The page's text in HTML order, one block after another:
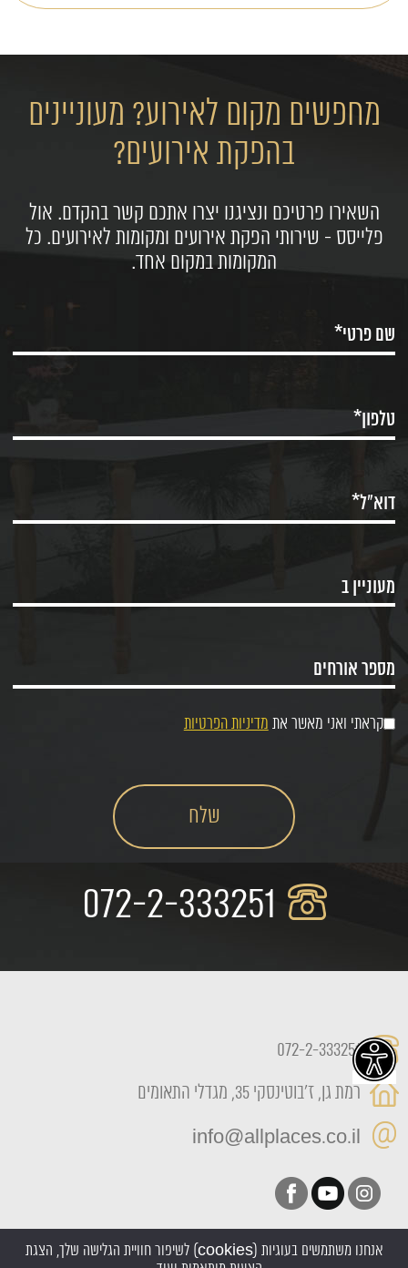
מחפשים מקום לאירוע? מעוניינים
בהפקת אירועים?
השאירו פרטיכם ונציגנו יצרו אתכם קשר בהקדם. אול
פלייסס - שירותי הפקת אירועים ומקומות לאירועים. כל
המקומות במקום אחד.
קראתי ואני מאשר את מדיניות הפרטיות
072-2-333251
רמת גן, ז'בוטינסקי 35, מגדלי התאומים
info@allplaces.co.il
אנחנו משתמשים בעוגיות (cookies) לשיפור חוויית הגלישה שלך, הצגת